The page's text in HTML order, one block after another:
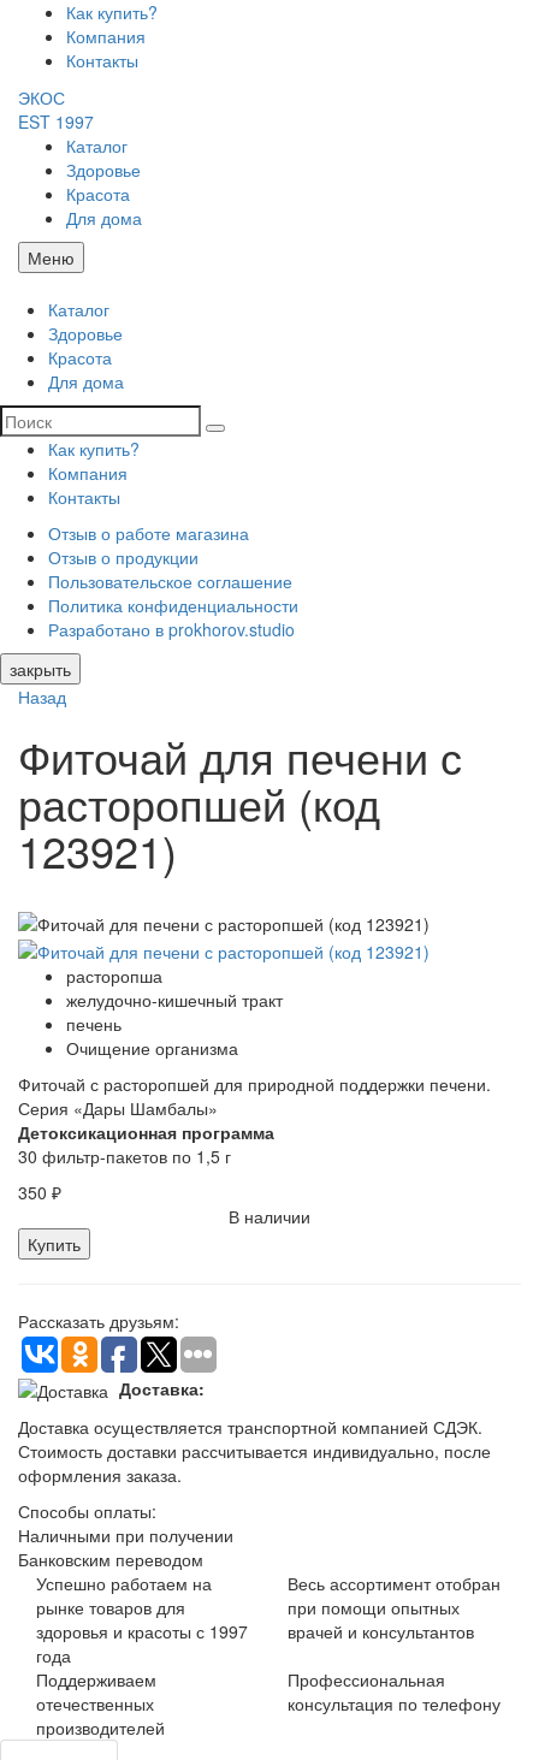
Как купить?
Компания
Контакты
ЭКОС
EST 1997
Каталог
Здоровье
Красота
Для дома
Меню
Каталог
Здоровье
Красота
Для дома
Как купить?
Компания
Контакты
Отзыв о работе магазина
Отзыв о продукции
Пользовательское соглашение
Политика конфиденциальности
Разработано в prokhorov.studio
закрыть
Назад
Фиточай для печени с
расторопшей (код
123921)
расторопша
желудочно-кишечный тракт
печень
Очищение организма
Фиточай с расторопшей для природной поддержки печени.
Серия «Дары Шамбалы»
Детоксикационная программа
30 фильтр-пакетов по 1,5 г
350 ₽
В наличии
Купить
Рассказать друзьям:
Доставка:
Доставка осуществляется транспортной компанией СДЭК.
Стоимость доставки рассчитывается индивидуально, после
оформления заказа.
Способы оплаты:
Наличными при получении
Банковским переводом
Успешно работаем на
рынке товаров для
здоровья и красоты с 1997
года
Весь ассортимент отобран
при помощи опытных
врачей и консультантов
Поддерживаем
отечественных
производителей
Профессиональная
консультация по телефону